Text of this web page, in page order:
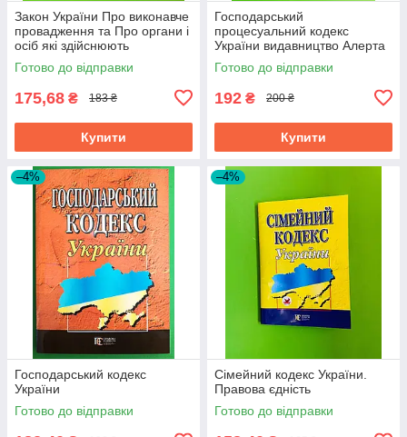
Закон України Про виконавче
провадження та Про органи і
осіб які здійснюють
примусове виконання рішень
Готово до відправки
175,68 ₴ 183 ₴
Купити
Господарський
процесуальний кодекс
України видавництво Алерта
Готово до відправки
192 ₴ 200 ₴
Купити
–4%
Господарський кодекс
України
Готово до відправки
–4%
Сімейний кодекс України.
Правова єдність
Готово до відправки